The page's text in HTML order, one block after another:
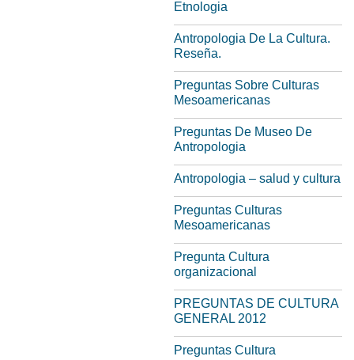
Etnologia
Antropologia De La Cultura.
Reseña.
Preguntas Sobre Culturas
Mesoamericanas
Preguntas De Museo De
Antropologia
Antropologia – salud y cultura
Preguntas Culturas
Mesoamericanas
Pregunta Cultura
organizacional
PREGUNTAS DE CULTURA
GENERAL 2012
Preguntas Cultura